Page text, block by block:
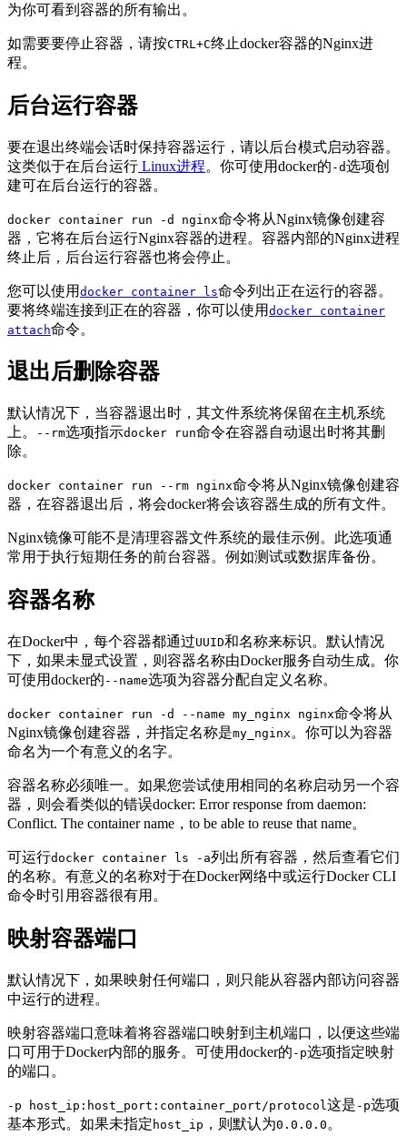
为你可看到容器的所有输出。
如需要要停止容器，请按CTRL+C终止docker容器的Nginx进
程。
后台运行容器
要在退出终端会话时保持容器运行，请以后台模式启动容器。
这类似于在后台运行 Linux进程。你可使用docker的 -d选项创
建可在后台运行的容器。
docker container run -d nginx命令将从Nginx镜像创建容
器，它将在后台运行Nginx容器的进程。容器内部的Nginx进程
终止后，后台运行容器也将会停止。
您可以使用 docker container ls命令列出正在运行的容器。
要将终端连接到正在的容器，你可以使用 docker container
attach命令。
退出后删除容器
默认情况下，当容器退出时，其文件系统将保留在主机系统
上。
--rm选项指示docker run命令在容器自动退出时将其删
除。
docker container run --rm nginx命令将从Nginx镜像创建容
器，在容器退出后，将会docker将会该容器生成的所有文件。
Nginx镜像可能不是清理容器文件系统的最佳示例。此选项通
常用于执行短期任务的前台容器。例如测试或数据库备份。
容器名称
在Docker中，每个容器都通过UUID和名称来标识。默认情况
下，如果未显式设置，则容器名称由Docker服务自动生成。你
可使用docker的 --name选项为容器分配自定义名称。
docker container run -d --name my_nginx nginx命令将从
Nginx镜像创建容器，并指定名称是my_nginx 。你可以为容器
命名为一个有意义的名字。
容器名称必须唯一。如果您尝试使用相同的名称启动另一个容
器，则会看类似的错误docker: Error response from daemon:
Conflict. The container name，to be able to reuse that name。
可运行docker container ls -a列出所有容器，然后查看它们
的名称。有意义的名称对于在Docker网络中或运行Docker CLI
命令时引用容器很有用。
映射容器端口
默认情况下，如果映射任何端口，则只能从容器内部访问容器
中运行的进程。
映射容器端口意味着将容器端口映射到主机端口，以便这些端
口可用于Docker内部的服务。可使用docker的 -p选项指定映射
的端口。
-p host_ip:host_port:container_port/protocol 这是 -p选项
基本形式。如果未指定 host_ip ，则默认为0.0.0.0 。